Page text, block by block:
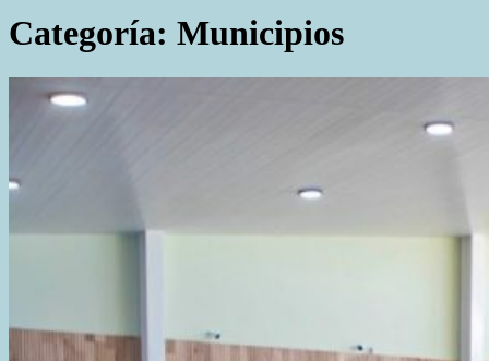
Categoría: Municipios